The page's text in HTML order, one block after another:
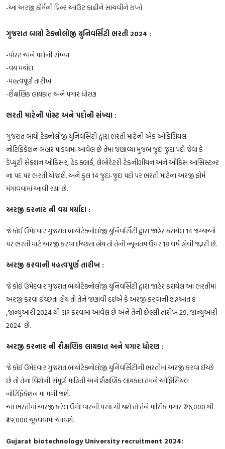
-આ અરજી ફોર્મની પ્રિન્ટ આઉટ કાઢીને સાચવીને રાખો.
ગુજરાત બાયો ટેક્નોલોજી યુનિવર્સિટી ભરતી 2024 :
-પોસ્ટ અને પદોની સંખ્યા
-વય મર્યાદા
-મહત્વપૂર્ણ તારીખ
-શૈક્ષણિક લાયકાત અને પગાર ધોરણ
ભરતી માટેની પોસ્ટ અને પદોની સંખ્યા :
ગુજરાત બાયો ટેક્નોલોજી યુનિવર્સિટી દ્વારા ભરતી માટેની એક ઓફિશિયલ
નોટિફિકેશન બહાર પાડવામાં આવેલ છે તેમાં જણાવ્યા મુજબ જુદા જુદા પદો જેવા કે
ડેપ્યુટી સેક્શન ઓફિસર, હેડ ક્લાર્ક, લેબોરેટરી ટેકનીશીયન અને ઓફિસ આસિસ્ટન્ટ
ના પદ પર ભરતી યોજાશે. અને કુલ 14 જુદા-જુદા પદો પર ભરતી માટેના અરજી ફોર્મ
મંગાવવામાં આવી રહ્યા છે.
અરજી કરનાર ની વય મર્યાદા :
જે કોઈ ઉમેદવાર ગુજરાત બાયોટેક્નોલોજી યુનિવર્સિટી દ્વારા જાહેર કરાયેલ 14 જગ્યાઓ
પર ભરતી માટે અરજી કરવા ઈચ્છતા હોય તો તેની ન્યૂનતમ ઉંમર 18 વર્ષ હોવી જરૂરી છે.
અરજી કરવાની મહત્વપૂર્ણ તારીખ :
જે કોઈ ઉમેદવાર ગુજરાત બાયોટેક્નોલોજી યુનિવર્સિટી દ્વારા જાહેર કરાયેલ આ ભરતીમાં
અરજી કરવા ઈચ્છતા હોય તો તેને જણાવી દઈએ કે અરજી કરવાની શરૂઆત 8
,જાન્યુઆરી 2024 થી શરૂ કરવામાં આવેલ છે અને તેની છેલ્લી તારીખ 29, જાન્યુઆરી
2024 છે.
અરજી કરનાર ની શૈક્ષણિક લાયકાત અને પગાર ધોરણ :
જે કોઈ ઉમેદવાર ગુજરાત બાયોટેક્નોલોજી યુનિવર્સિટીની ભરતીમાં અરજી કરવા ઈચ્છે
છે તો તેના વિશેની સંપૂર્ણ માહિતી અને શૈક્ષણિક લાયકાત તમને ઓફિસિયલ
નોટિફિકેશન માં મળી જશે.
આ ભરતીમાં અરજી કરેલ ઉમેદવારની પસંદગી થશે તો તેને માસિક પગાર ₹ 26,000 થી
₹49,000 ચૂકવવામાં આવશે.
Gujarat biotechnology University recruitment 2024: